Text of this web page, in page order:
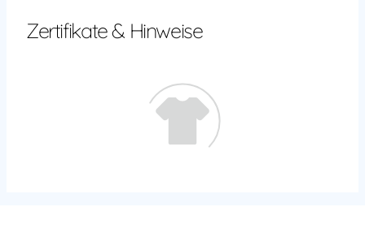
Zertifikate & Hinweise